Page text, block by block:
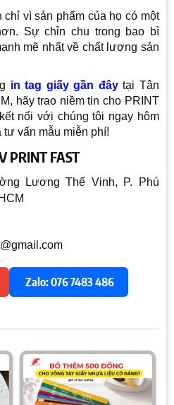
vì sản phẩm của họ có một
Sự chỉn chu trong bao bì
mẽ nhất về chất lượng sản
in tag giấy gần đâytại Tân
hãy trao niềm tin cho PRINT
nối với chúng tôi ngay hôm
tư vấn mẫu miễn phí!
PRINT FAST
Lương Thế Vinh, P. Phú
Zalo: 076 7483 486